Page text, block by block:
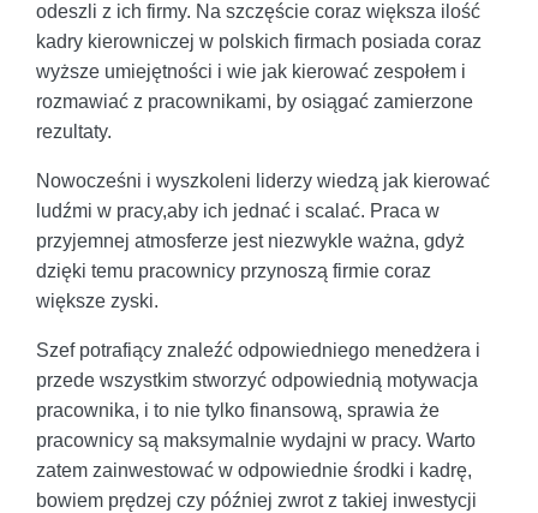
odeszli z ich firmy. Na szczęście coraz większa ilość
kadry kierowniczej w polskich firmach posiada coraz
wyższe umiejętności i wie jak kierować zespołem i
rozmawiać z pracownikami, by osiągać zamierzone
rezultaty.
Nowocześni i wyszkoleni liderzy wiedzą jak kierować
ludźmi w pracy,aby ich jednać i scalać. Praca w
przyjemnej atmosferze jest niezwykle ważna, gdyż
dzięki temu pracownicy przynoszą firmie coraz
większe zyski.
Szef potrafiący znaleźć odpowiedniego menedżera i
przede wszystkim stworzyć odpowiednią motywacja
pracownika, i to nie tylko finansową, sprawia że
pracownicy są maksymalnie wydajni w pracy. Warto
zatem zainwestować w odpowiednie środki i kadrę,
bowiem prędzej czy później zwrot z takiej inwestycji